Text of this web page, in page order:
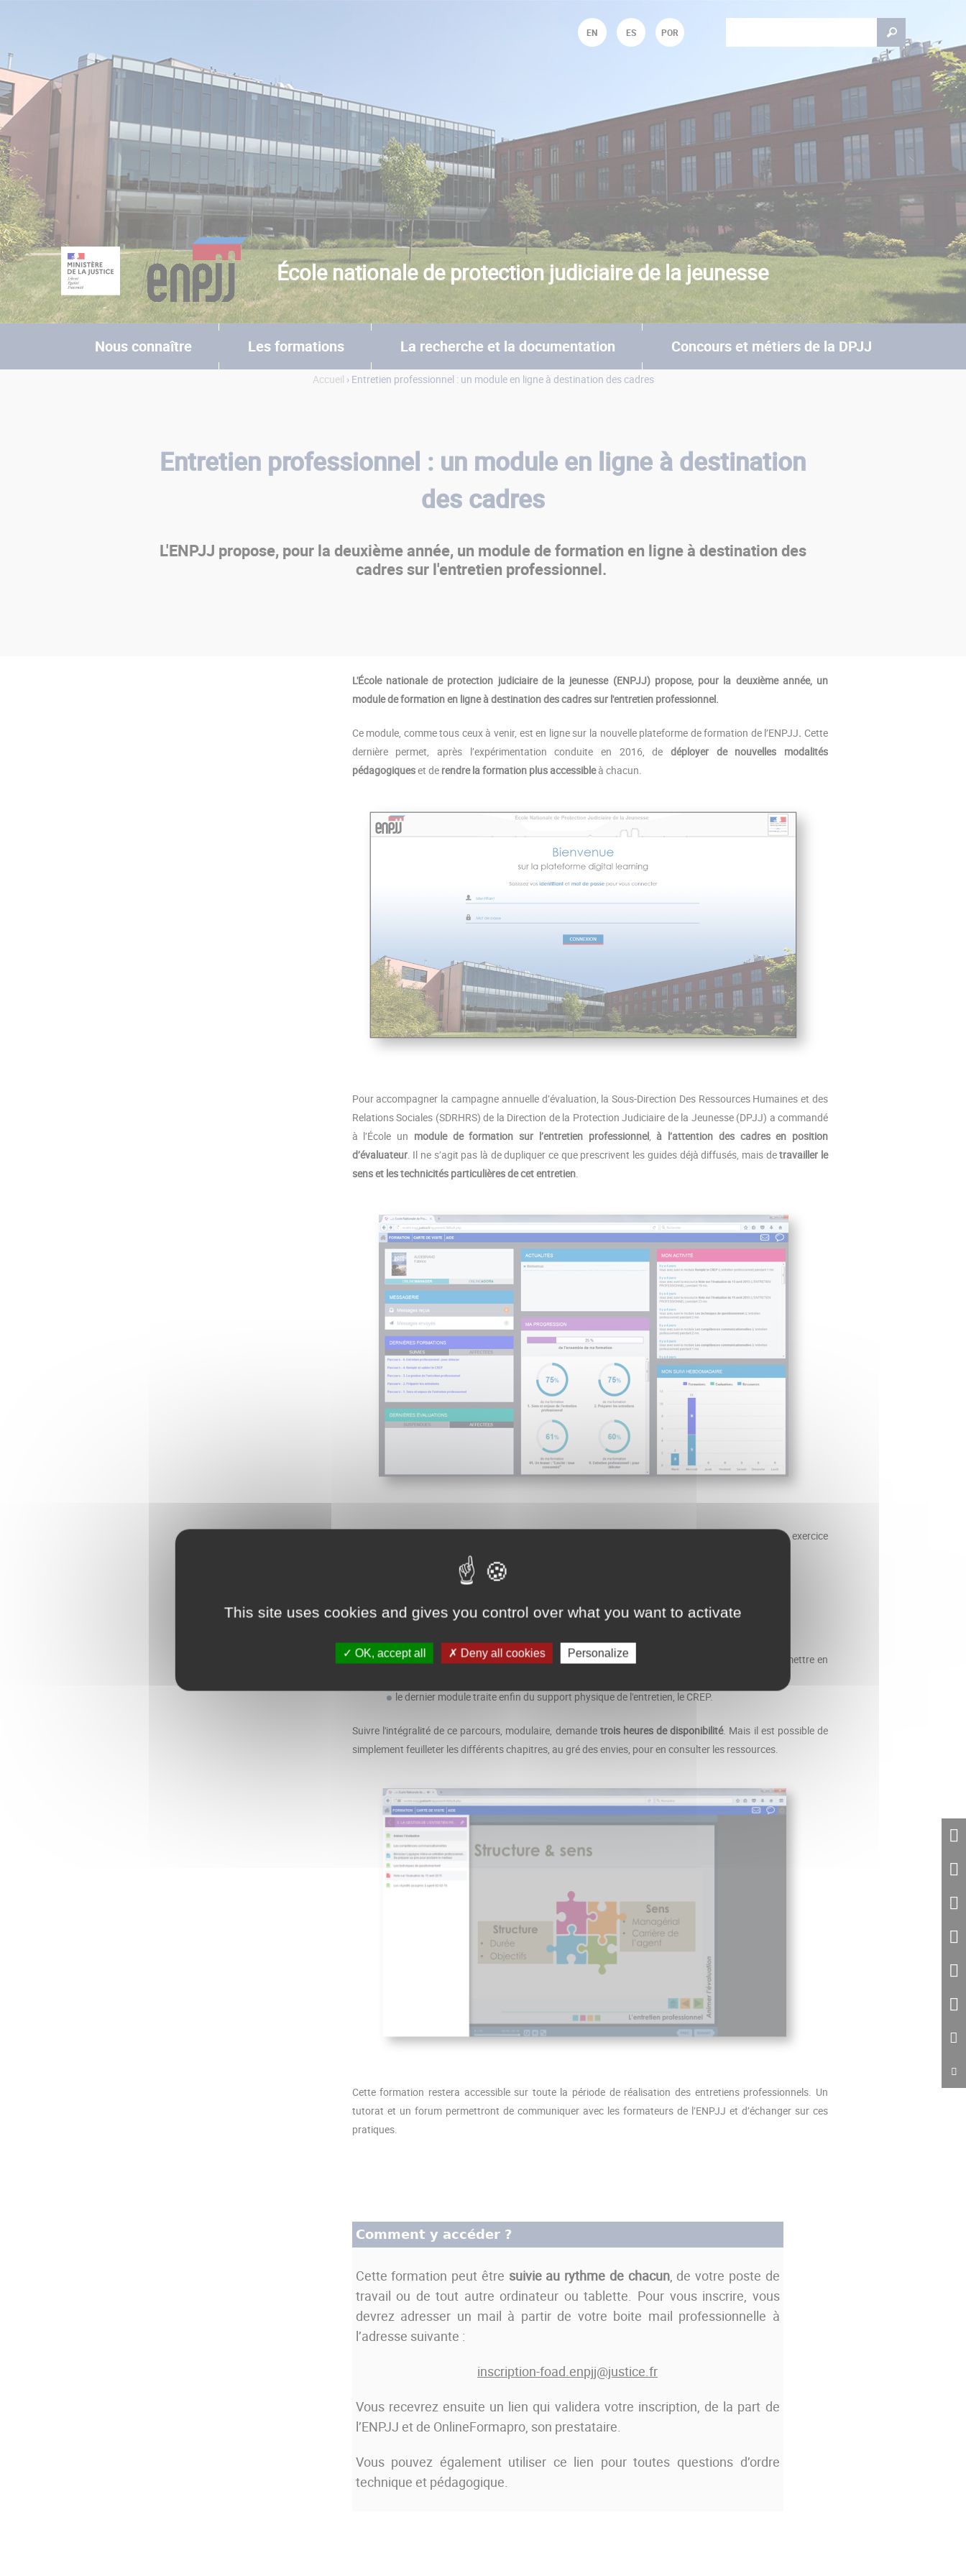
Nous connaître Les formations La recherche et la documentation Concours et métiers de la DPJJ
École nationale de protection judiciaire de la jeunesse
EN ES POR Formulaire de recherche
Accueil › Entretien professionnel : un module en ligne à destination des cadres
Entretien professionnel : un module en ligne à destination
des cadres
L'ENPJJ propose, pour la deuxième année, un module de formation en ligne à destination des
cadres sur l'entretien professionnel.
L'École nationale de protection judiciaire de la jeunesse (ENPJJ) propose, pour la deuxième année, un
module de formation en ligne à destination des cadres sur l'entretien professionnel.
Ce module, comme tous ceux à venir, est en ligne sur la nouvelle plateforme de formation de l’ENPJJ. Cette
dernière permet, après l’expérimentation conduite en 2016, de déployer de nouvelles modalités
pédagogiqueset de rendre la formation plus accessibleà chacun.
Pour accompagner la campagne annuelle d’évaluation, la Sous-Direction Des Ressources Humaines et des
Relations Sociales (SDRHRS) de la Direction de la Protection Judiciaire de la Jeunesse (DPJJ) a commandé
à l’École un module de formation sur l’entretien professionnel,à l’attention des cadres en position
d’évaluateur. Il ne s’agit pas là de dupliquer ce que prescrivent les guides déjà diffusés, mais detravailler le
sens et les technicités particulières de cet entretien.
À travers divers modules de formation, les évaluateurs seront sensibilisés aux enjeux de cet exercice
managérial pour en tirer le meilleur profit.
A la suite d’une introduction, quatre modules composent ce parcours :
le premier est consacré au sens et aux enjeux de l'entretien professionnel ;
le second évoque les travaux préparatoires à l'entretien ;
la troisième partie, la plus dense, s'intéresse aux compétences communicationnelles à mettre en
le dernier module traite enfin du support physique de l'entretien, le CREP.
Suivre l'intégralité de ce parcours, modulaire, demande trois heures de disponibilité. Mais il est possible de
simplement feuilleter les différents chapitres, au gré des envies, pour en consulter les ressources.
Cette formation restera accessible sur toute la période de réalisation des entretiens professionnels. Un
tutorat et un forum permettront de communiquer avec les formateurs de l’ENPJJ et d’échanger sur ces
pratiques.
Comment y accéder ?
Cette formation peut être suivie au rythme de chacun, de votre poste de
travail ou de tout autre ordinateur ou tablette. Pour vous inscrire, vous
devrez adresser un mail à partir de votre boite mail professionnelle à
l’adresse suivante :
inscription-foad.enpjj@justice.fr
Vous recevrez ensuite un lien qui validera votre inscription, de la part de
l’ENPJJ et de OnlineFormapro, son prestataire.
Vous pouvez également utiliser ce lien pour toutes questions d’ordre
technique et pédagogique.
This site uses cookies and gives you control over what you want to activate
OK, accept all Deny all cookies Personalize